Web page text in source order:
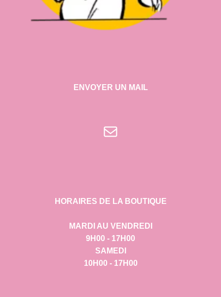
ENVOYER UN MAIL
E-mail
HORAIRES DE LA BOUTIQUE
MARDI AU VENDREDI
9H00 - 17H00
SAMEDI
10H00 - 17H00